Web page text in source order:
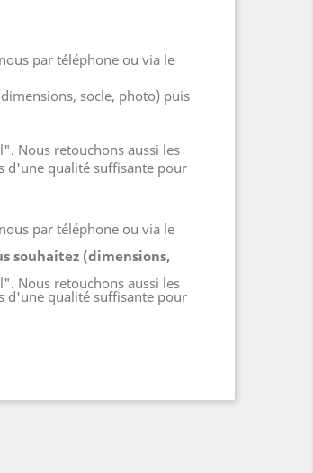
par téléphone ou via le
socle, photo) puis
Nous retouchons aussi les
d'une qualité suffisante pour
par téléphone ou via le
souhaitez (dimensions,
Nous retouchons aussi les
d'une qualité suffisante pour